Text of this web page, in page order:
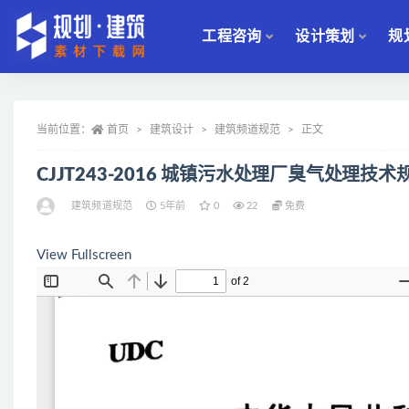
工程咨询 设计策划 规
当前位置： 首页 建筑设计 建筑频道规范 正文
CJJT243-2016 城镇污水处理厂臭气处理技术
建筑频道规范 5年前 0 22 免费
View Fullscreen